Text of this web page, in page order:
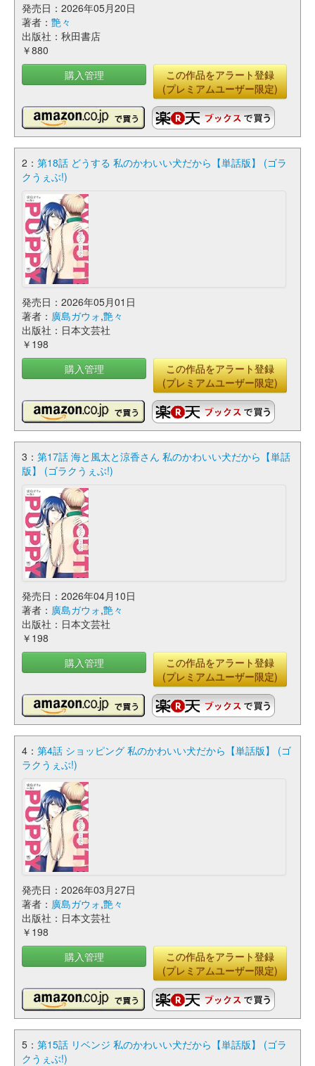
発売日：2026年05月20日
著者： 艶々
出版社：秋田書店
￥880
購入管理
この作品をアラート登録
(プレミアムユーザー限定)
2： 第18話 どうする 私のかわいい犬だから【単話版】 (ゴラ
クうぇぶ!)
発売日：2026年05月01日
著者： 廣島ガウォ,艶々
出版社：日本文芸社
￥198
購入管理
この作品をアラート登録
(プレミアムユーザー限定)
3： 第17話 海と風太と涼香さん 私のかわいい犬だから【単話
版】 (ゴラクうぇぶ!)
発売日：2026年04月10日
著者： 廣島ガウォ,艶々
出版社：日本文芸社
￥198
購入管理
この作品をアラート登録
(プレミアムユーザー限定)
4： 第4話 ショッピング 私のかわいい犬だから【単話版】 (ゴ
ラクうぇぶ!)
発売日：2026年03月27日
著者： 廣島ガウォ,艶々
出版社：日本文芸社
￥198
購入管理
この作品をアラート登録
(プレミアムユーザー限定)
5： 第15話 リベンジ 私のかわいい犬だから【単話版】 (ゴラ
クうぇぶ!)